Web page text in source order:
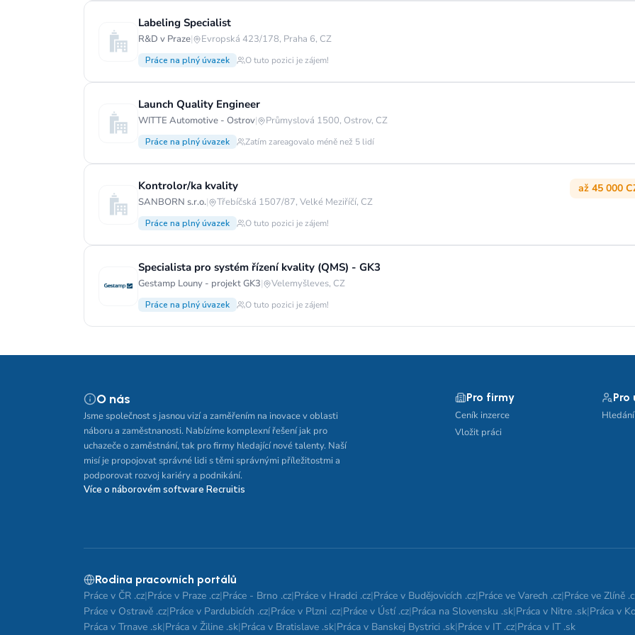
Labeling Specialist
R&D v Praze| Evropská 423/178, Praha 6, CZ
Práce na plný úvazek O tuto pozici je zájem!
Launch Quality Engineer
WITTE Automotive - Ostrov| Průmyslová 1500, Ostrov, CZ
Práce na plný úvazek Zatím zareagovalo méně než 5 lidí
Kontrolor/ka kvality
SANBORN s.r.o.| Třebíčská 1507/87, Velké Meziříčí, CZ
až 45 000
Práce na plný úvazek O tuto pozici je zájem!
Specialista pro systém řízení kvality (QMS) - GK3
Gestamp Louny - projekt GK3| Velemyšleves, CZ
Práce na plný úvazek O tuto pozici je zájem!
O nás
Jsme společnost s jasnou vizí a zaměřením na inovace v oblasti
náboru a zaměstnanosti. Nabízíme komplexní řešení jak pro
uchazeče o zaměstnání, tak pro firmy hledající nové talenty. Naší
misí je propojovat správné lidi s těmi správnými příležitostmi a
podporovat rozvoj kariéry a podnikání.
Více o náborovém software Recruitis
Pro firmy
Ceník inzerce
Vložit práci
Pro
Rodina pracovních portálů
Práce v ČR .cz|Práce v Praze .cz|Práce - Brno .cz|Práce v Hradci .cz|Práce v Budějovicích .cz|Práce ve Varech .cz|Práce ve Zlíně
Práce v Ostravě .cz|Práce v Pardubicích .cz|Práce v Plzni .cz|Práce v Ústí .cz|Práca na Slovensku .sk|Práca v Nitre .sk|Práca v
Práca v Trnave .sk|Práca v Žiline .sk|Práca v Bratislave .sk|Práca v Banskej Bystrici .sk|Práce v IT .cz|Práca v IT .sk